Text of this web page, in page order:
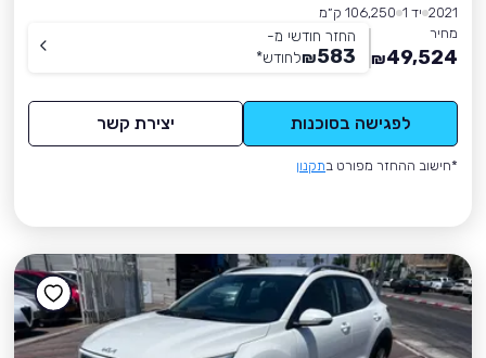
2021 יד 1
106,250 ק״מ
מחיר
49,524
₪
החזר חודשי מ-
583
₪לחודש*
לפגישה בסוכנות יצירת קשר
*חישוב ההחזר מפורט בתקנון